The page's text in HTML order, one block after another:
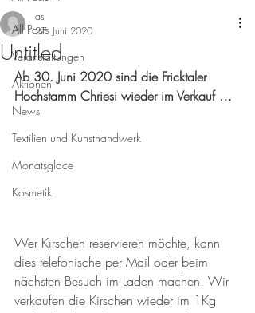
All Posts
Veranstaltungen
Aktionen
News
Textilien und Kunsthandwerk
Monatsglace
Kosmetik
Untitled
as
27. Juni 2020
Ab 30. Juni 2020 sind die Fricktaler
Hochstamm Chriesi wieder im Verkauf …
Wer Kirschen reservieren möchte, kann
dies telefonische per Mail oder beim
nächsten Besuch im Laden machen. Wir
verkaufen die Kirschen wieder im 1Kg